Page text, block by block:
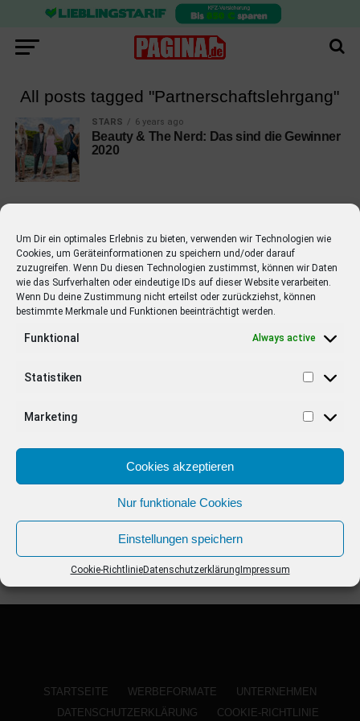
Um Dir ein optimales Erlebnis zu bieten, verwenden wir Technologien wie
Cookies, um Geräteinformationen zu speichern und/oder darauf
zuzugreifen. Wenn Du diesen Technologien zustimmst, können wir Daten
wie das Surfverhalten oder eindeutige IDs auf dieser Website verarbeiten.
Wenn Du deine Zustimmung nicht erteilst oder zurückziehst, können
bestimmte Merkmale und Funktionen beeinträchtigt werden.
Funktional Always active
Statistiken
Marketing
Cookies akzeptieren
Nur funktionale Cookies
Einstellungen speichern
Cookie-RichtlinieDatenschutzerklärung Impressum
All posts tagged "Partnerschaftslehrgang"
STARS 6 years ago
Beauty & The Nerd: Das sind die Gewinner
2020
EMPFOHLEN
STARS 4 years ago
Barbara Schöneberger Moderatorin
von “Verstehen Sie Spaß?”
STARTSEITE WERBEFORMATE
UNTERNEHMEN
DATENSCHUTZERKLÄRUNG
COOKIE-RICHTLINIE